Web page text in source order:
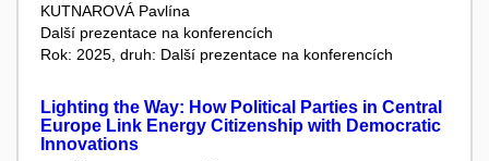
KUTNAROVÁ Pavlína
Další prezentace na konferencích
Rok: 2025, druh: Další prezentace na konferencích
Lighting the Way: How Political Parties in Central
Europe Link Energy Citizenship with Democratic
Innovations